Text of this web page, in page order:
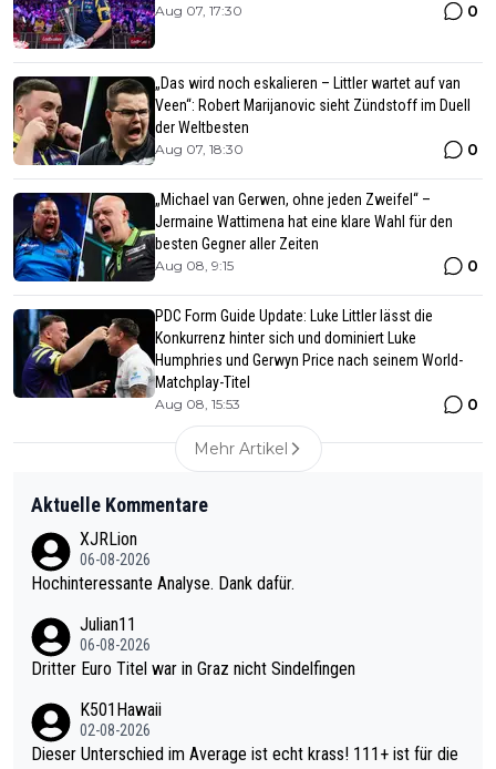
Aug 07, 17:30 0
„Das wird noch eskalieren – Littler wartet auf van
Veen“: Robert Marijanovic sieht Zündstoff im Duell
der Weltbesten
Aug 07, 18:30 0
„Michael van Gerwen, ohne jeden Zweifel“ –
Jermaine Wattimena hat eine klare Wahl für den
besten Gegner aller Zeiten
Aug 08, 9:15 0
PDC Form Guide Update: Luke Littler lässt die
Konkurrenz hinter sich und dominiert Luke
Humphries und Gerwyn Price nach seinem World-
Matchplay-Titel
Aug 08, 15:53 0
Mehr Artikel
Aktuelle Kommentare
XJRLion
06-08-2026
Hochinteressante Analyse. Dank dafür.
Julian11
06-08-2026
Dritter Euro Titel war in Graz nicht Sindelfingen
K501Hawaii
02-08-2026
Dieser Unterschied im Average ist echt krass! 111+ ist für die